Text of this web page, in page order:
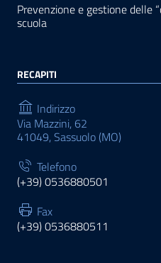
Prevenzione e gestione delle
scuola
RECAPITI
Indirizzo
Via Mazzini, 62
41049, Sassuolo (MO)
Telefono
(+39) 0536880501
Fax
(+39) 0536880511